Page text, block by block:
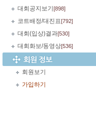
대회공지보기 [898]
코트배정/대진표[792]
대회(입상)결과[530]
대회화보/동영상[536]
회원보기
가입하기